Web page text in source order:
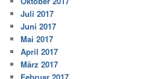
Juli 2017
Juni 2017
Mai 2017
April 2017
März 2017